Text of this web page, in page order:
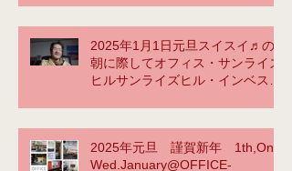
2025年1月1日元旦スイスイ♬の
朝に際してオフィス・サンライズ
ヒルサンライズヒル・インベスト
ら???
https://www.youtube.com/watch?
v=vlFgg7sgG3E
2025年元旦 謹賀新年 1th,On
Wed.January@OFFICE-